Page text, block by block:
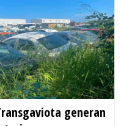
generan